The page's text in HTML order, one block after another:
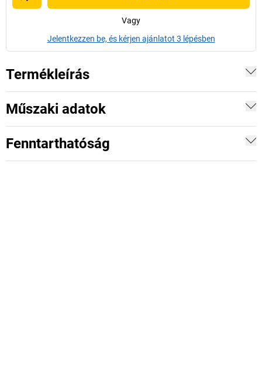
Vagy
Jelentkezzen be, és kérjen ajánlatot 3 lépésben
Termékleírás
Műszaki adatok
Fenntarthatóság